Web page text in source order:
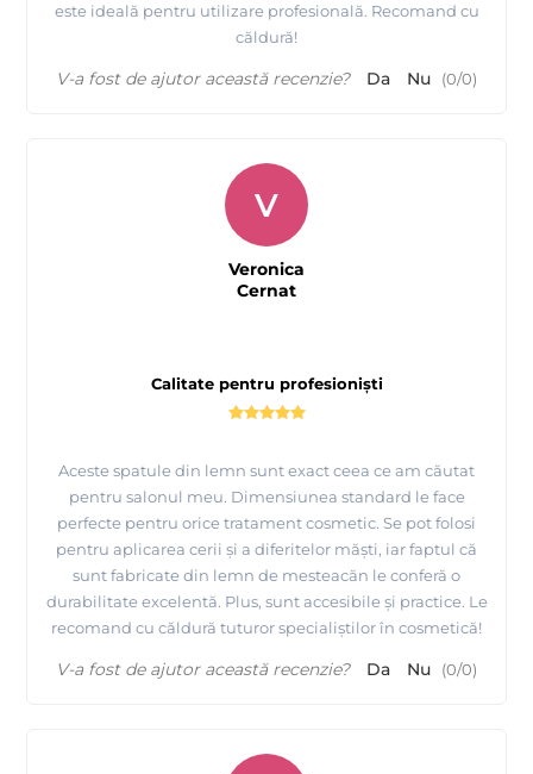
este ideală pentru utilizare profesională. Recomand cu
căldură!
V-a fost de ajutor această recenzie? Da Nu (0/0)
Calitate pentru profesioniști
Aceste spatule din lemn sunt exact ceea ce am căutat
pentru salonul meu. Dimensiunea standard le face
perfecte pentru orice tratament cosmetic. Se pot folosi
pentru aplicarea cerii și a diferitelor măști, iar faptul că
sunt fabricate din lemn de mesteacăn le conferă o
durabilitate excelentă. Plus, sunt accesibile și practice. Le
recomand cu căldură tuturor specialiștilor în cosmetică!
V
Veronica
Cernat
V-a fost de ajutor această recenzie? Da Nu (0/0)